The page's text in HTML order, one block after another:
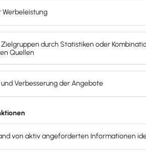
informiert, endet die
verfügbar und leicht
du am besten in der Website-
oder AGB platzieren. Zum
informiert werden. Du
erstellte E-Mail zur Bestätigung